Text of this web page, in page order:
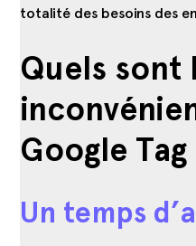
totalité des besoins des
Quels sont
Google Tag
Un temps